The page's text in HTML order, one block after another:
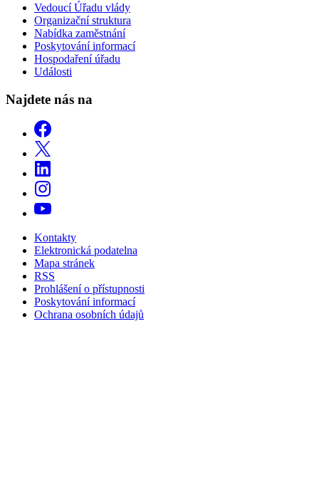
Vedoucí Úřadu vlády
Organizační struktura
Nabídka zaměstnání
Poskytování informací
Hospodaření úřadu
Události
Najdete nás na
Kontakty
Elektronická podatelna
Mapa stránek
RSS
Prohlášení o přístupnosti
Poskytování informací
Ochrana osobních údajů